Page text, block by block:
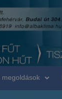
megoldások